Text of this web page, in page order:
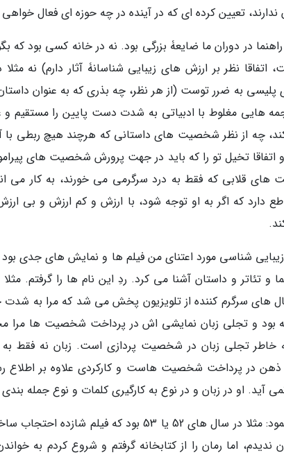
تعیین کرده ای که در آینده در چه حوزه ای فعال خواهی
در دوران ما ضایعۀ بزرگی بود. نه در خانه کسی بود که
اتفاقا نظر بر ارزش های زیبایی شناسانۀ آثار دارم) نه
پلیسی به ضرر توست (از هر نظر، چه بذری که به عنوان
هایی مغلوط با ادبیاتی به شدت دست پایین را مستقیم
چه از نظر شخصیت های داستانی که هرچند هیچ ربطی با
تخیل تو را که باید در جهت پرورش شخصیت های
قلابی که فقط به درد سرگرمی می خورند، به کار می
دارد که اگر به او توجه شود، با ارزش و کم ارزش و بی
شناسی مورد اعتنای من فیلم ها و نمایش های جدی
و تئاتر و داستان آشنا می کرد. ردِ این نام ها را گرفتم.
های سرگرم کننده از تلویزیون پخش می شد که مرا به
بود و تجلی زبان نمایشی اش در پرداخت شخصیت ها
تجلی زبان در شخصیت پردازی است. زبان نه فقط به
ذهن در پرداخت شخصیت هاست و کارکردی علاوه بر اطلاع
آید. او در زبان و در نوع به کارگیری کلمات و نوع جمله
این نمایشنامه نویس اعلام نمود: مثلا در سال های 52 یا
ندیدم، اما رمان را از کتابخانه گرفتم و شروع کردم به